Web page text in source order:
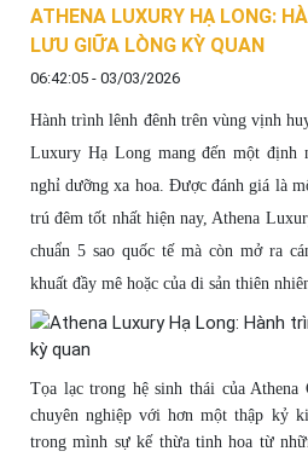
ATHENA LUXURY HẠ LONG:
LƯU GIỮA LÒNG KỲ QUAN
06:42:05 - 03/03/2026
Hành trình lênh đênh trên vùng vịnh
Luxury Hạ Long mang đến một định
nghỉ dưỡng xa hoa. Được đánh giá là
trú đêm tốt nhất hiện nay, Athena
chuẩn 5 sao quốc tế mà còn mở ra
khuất đầy mê hoặc của di sản thiên
Tọa lạc trong hệ sinh thái của
chuyên nghiệp với hơn một thập kỷ
trong mình sự kế thừa tinh hoa từ